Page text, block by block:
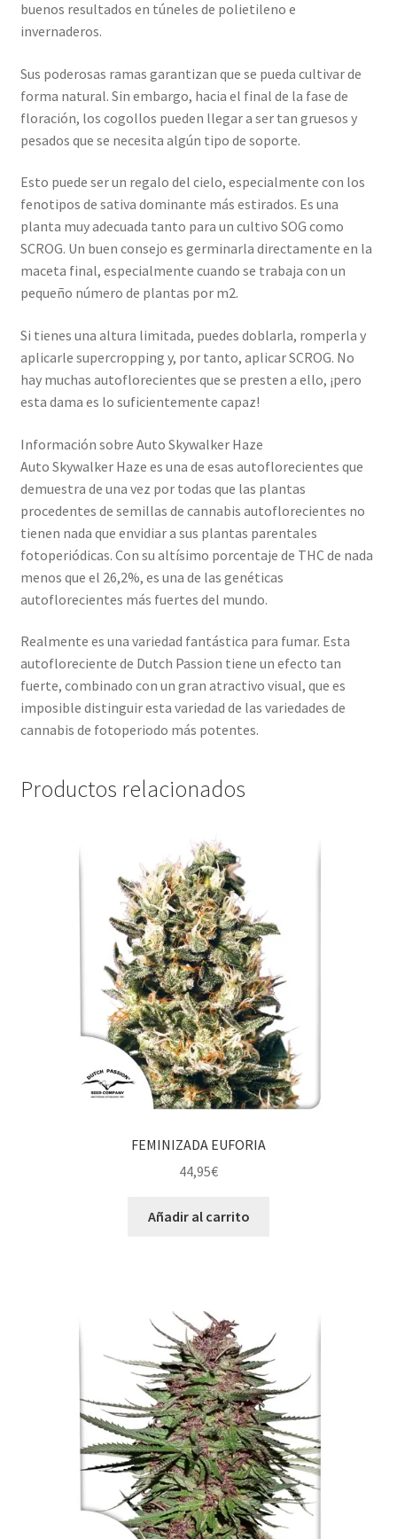
buenos resultados en túneles de polietileno e
invernaderos.
Sus poderosas ramas garantizan que se pueda cultivar de
forma natural. Sin embargo, hacia el final de la fase de
floración, los cogollos pueden llegar a ser tan gruesos y
pesados que se necesita algún tipo de soporte.
Esto puede ser un regalo del cielo, especialmente con los
fenotipos de sativa dominante más estirados. Es una
planta muy adecuada tanto para un cultivo SOG como
SCROG. Un buen consejo es germinarla directamente en la
maceta final, especialmente cuando se trabaja con un
pequeño número de plantas por m2.
Si tienes una altura limitada, puedes doblarla, romperla y
aplicarle supercropping y, por tanto, aplicar SCROG. No
hay muchas autoflorecientes que se presten a ello, ¡pero
esta dama es lo suficientemente capaz!
Información sobre Auto Skywalker Haze
Auto Skywalker Haze es una de esas autoflorecientes que
demuestra de una vez por todas que las plantas
procedentes de semillas de cannabis autoflorecientes no
tienen nada que envidiar a sus plantas parentales
fotoperiódicas. Con su altísimo porcentaje de THC de nada
menos que el 26,2%, es una de las genéticas
autoflorecientes más fuertes del mundo.
Realmente es una variedad fantástica para fumar. Esta
autofloreciente de Dutch Passion tiene un efecto tan
fuerte, combinado con un gran atractivo visual, que es
imposible distinguir esta variedad de las variedades de
cannabis de fotoperiodo más potentes.
Productos relacionados
FEMINIZADA EUFORIA
44,95€
Añadir al carrito